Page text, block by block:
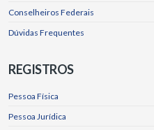
Conselheiros Federais
Dúvidas Frequentes
REGISTROS
Pessoa Física
Pessoa Jurídica